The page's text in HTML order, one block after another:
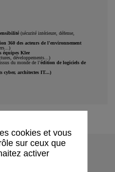
(sécurité intérieure, défense,
360 des acteurs de l'environnement
équipes Klee
développements...)
du monde de l’édition de logiciels de
cyber, architectes IT...)
cookies et vous
sur ceux que
activer